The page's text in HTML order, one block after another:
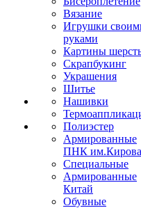
Вязание
Игрушки
руками
Картины
Скрапбукинг
Украшения
Шитье
Нашивки
Полиэстер
Армированные
ПНК им.Кирова
Специальные
Армированные
Китай
Обувные